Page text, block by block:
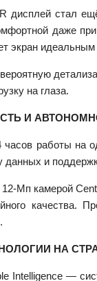
дисплей стал
даже
экран
на глаза.
И
работы на
данных и
Мп камерой
качества.
НА
Intelligence —